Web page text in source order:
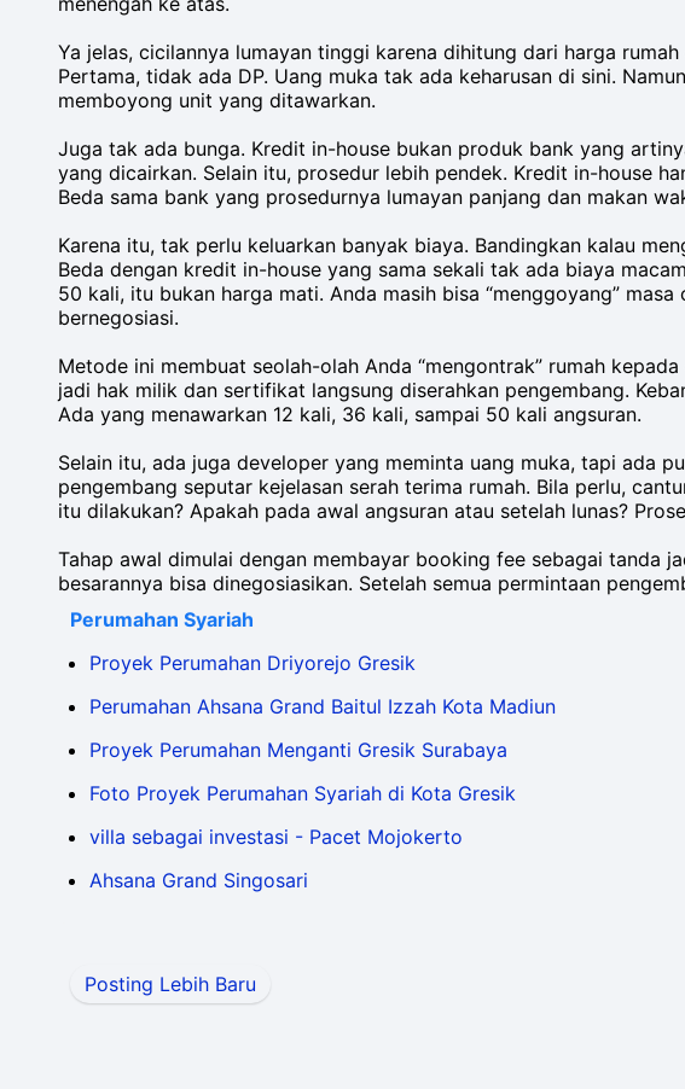
Ya jelas, cicilannya lumayan tinggi karena dihitung dari harga
Pertama, tidak ada DP. Uang muka tak ada keharusan di sini.
memboyong unit yang ditawarkan.
Juga tak ada bunga. Kredit in-house bukan produk bank yang
yang dicairkan. Selain itu, prosedur lebih pendek. Kredit in-house
Beda sama bank yang prosedurnya lumayan panjang dan makan
Karena itu, tak perlu keluarkan banyak biaya. Bandingkan kalau
Beda dengan kredit in-house yang sama sekali tak ada biaya
50 kali, itu bukan harga mati. Anda masih bisa “menggoyang”
bernegosiasi.
Metode ini membuat seolah-olah Anda “mengontrak” rumah
jadi hak milik dan sertifikat langsung diserahkan pengembang.
Ada yang menawarkan 12 kali, 36 kali, sampai 50 kali angsuran.
Selain itu, ada juga developer yang meminta uang muka, tapi ada
pengembang seputar kejelasan serah terima rumah. Bila perlu,
itu dilakukan? Apakah pada awal angsuran atau setelah lunas?
Tahap awal dimulai dengan membayar booking fee sebagai tanda
besarannya bisa dinegosiasikan. Setelah semua permintaan
Perumahan Syariah
Proyek Perumahan Driyorejo Gresik
Perumahan Ahsana Grand Baitul Izzah Kota Madiun
Proyek Perumahan Menganti Gresik Surabaya
Foto Proyek Perumahan Syariah di Kota Gresik
villa sebagai investasi - Pacet Mojokerto
Ahsana Grand Singosari
Posting Lebih Baru